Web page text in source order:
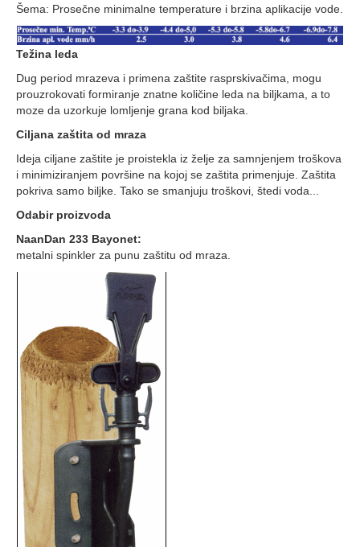
Šema: Prosečne minimalne temperature i brzina aplikacije vode.
Težina leda
Dug period mrazeva i primena zaštite rasprskivačima, mogu
prouzrokovati formiranje znatne količine leda na biljkama, a to
moze da uzorkuje lomljenje grana kod biljaka.
Ciljana zaštita od mraza
Ideja ciljane zaštite je proistekla iz želje za samnjenjem troškova
i minimiziranjem površine na kojoj se zaštita primenjuje. Zaštita
pokriva samo biljke. Tako se smanjuju troškovi, štedi voda...
Odabir proizvoda
NaanDan 233 Bayonet:
metalni spinkler za punu zaštitu od mraza.